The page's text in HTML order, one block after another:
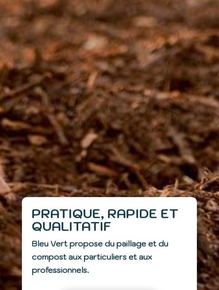
PRATIQUE, RAPIDE ET
QUALITATIF
Bleu Vert propose du paillage et du
compost aux particuliers et aux
professionnels.